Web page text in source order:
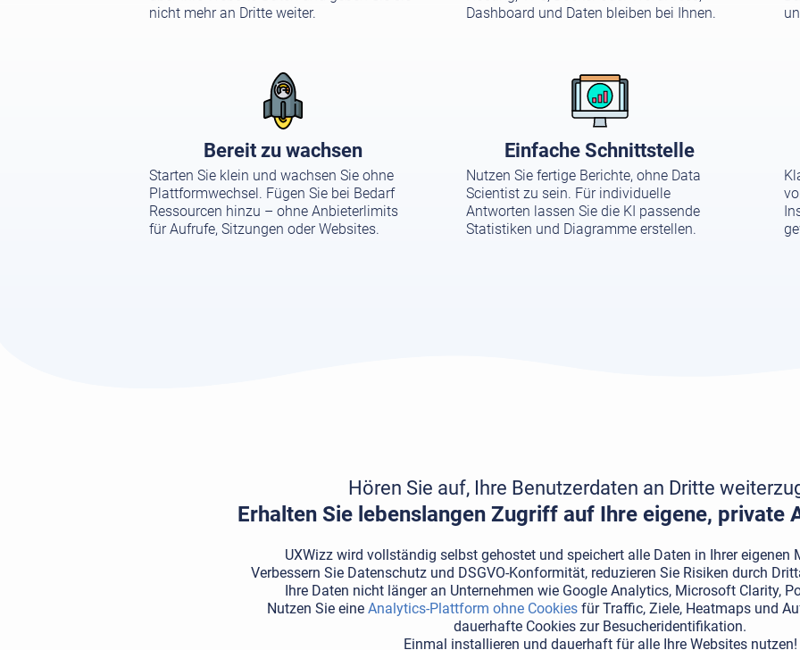
nicht mehr an Dritte weiter.
Dashboard und Daten bleiben bei Ihnen.
Bereit zu wachsen
Starten Sie klein und wachsen Sie ohne
Plattformwechsel. Fügen Sie bei Bedarf
Ressourcen hinzu – ohne Anbieterlimits
für Aufrufe, Sitzungen oder Websites.
Einfache Schnittstelle
Nutzen Sie fertige Berichte, ohne Data
Scientist zu sein. Für individuelle
Antworten lassen Sie die KI passende
Statistiken und Diagramme erstellen.
Hören Sie auf, Ihre Benutzerdaten an Dritte
Erhalten Sie lebenslangen Zugriff auf Ihre eigene, private
UXWizz wird vollständig selbst gehostet und speichert alle Daten in Ihrer eigenen
Verbessern Sie Datenschutz und DSGVO-Konformität, reduzieren Sie Risiken durch
Ihre Daten nicht länger an Unternehmen wie Google Analytics, Microsoft Clarity,
Nutzen Sie eine Analytics-Plattform ohne Cookies für Traffic, Ziele, Heatmaps und
dauerhafte Cookies zur Besucheridentifikation.
Einmal installieren und dauerhaft für alle Ihre Websitesnutzen!